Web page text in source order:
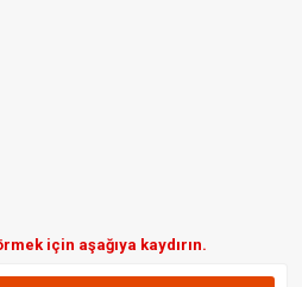
için aşağıya kaydırın.